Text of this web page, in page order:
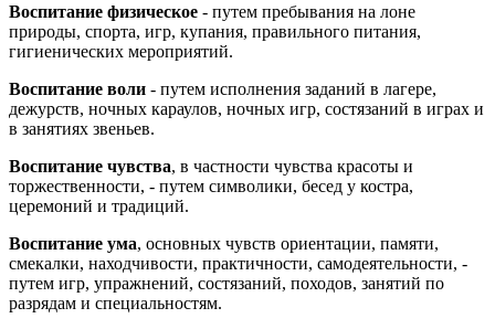
Воспитание физическое - путем пребывания на лоне
природы, спорта, игр, купания, правильного питания,
гигиенических мероприятий.
Воспитание воли - путем исполнения заданий в лагере,
дежурств, ночных караулов, ночных игр, состязаний в играх и
в занятиях звеньев.
Воспитание чувства, в частности чувства красоты и
торжественности, - путем символики, бесед у костра,
церемоний и традиций.
Воспитание ума, основных чувств ориентации, памяти,
смекалки, находчивости, практичности, самодеятельности, -
путем игр, упражнений, состязаний, походов, занятий по
разрядам и специальностям.